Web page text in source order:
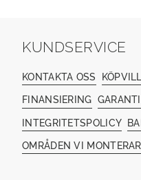
KUNDSERVICE
KONTAKTA OSS
FINANSIERING
INTEGRITETSPOLICY
OMRÅDEN VI